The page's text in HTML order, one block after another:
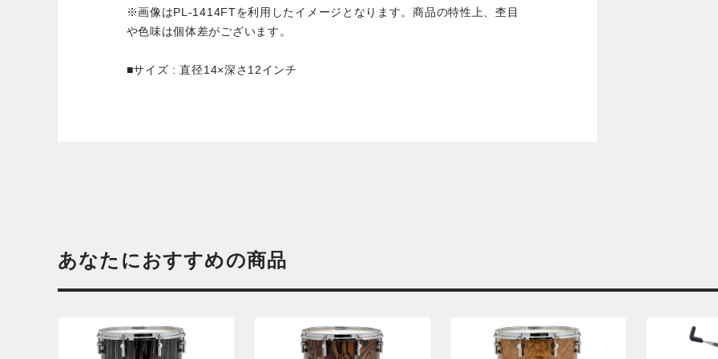
※画像はPL-1414FTを利用したイメージとなります。商品の特性上、杢目
や色味は個体差がございます。
■サイズ : 直径14×深さ12インチ
あなたにおすすめの商品